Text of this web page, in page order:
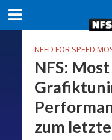
NEED FOR SPEED
NFS:
zum